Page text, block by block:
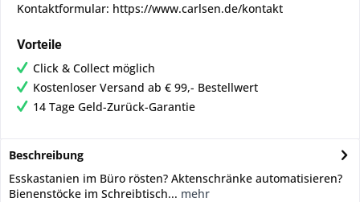
Kontaktformular: https://www.carlsen.de/kontakt
Vorteile
Click & Collect möglich
Kostenloser Versand ab € 99,- Bestellwert
14 Tage Geld-Zurück-Garantie
Beschreibung
Esskastanien im Büro rösten? Aktenschränke automatisieren?
Bienenstöcke im Schreibtisch... mehr